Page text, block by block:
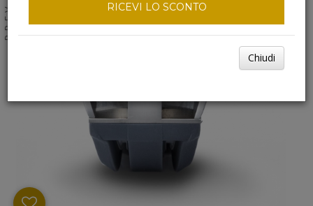
PREV NEXT
RICEVI LO SCONTO
Chiudi